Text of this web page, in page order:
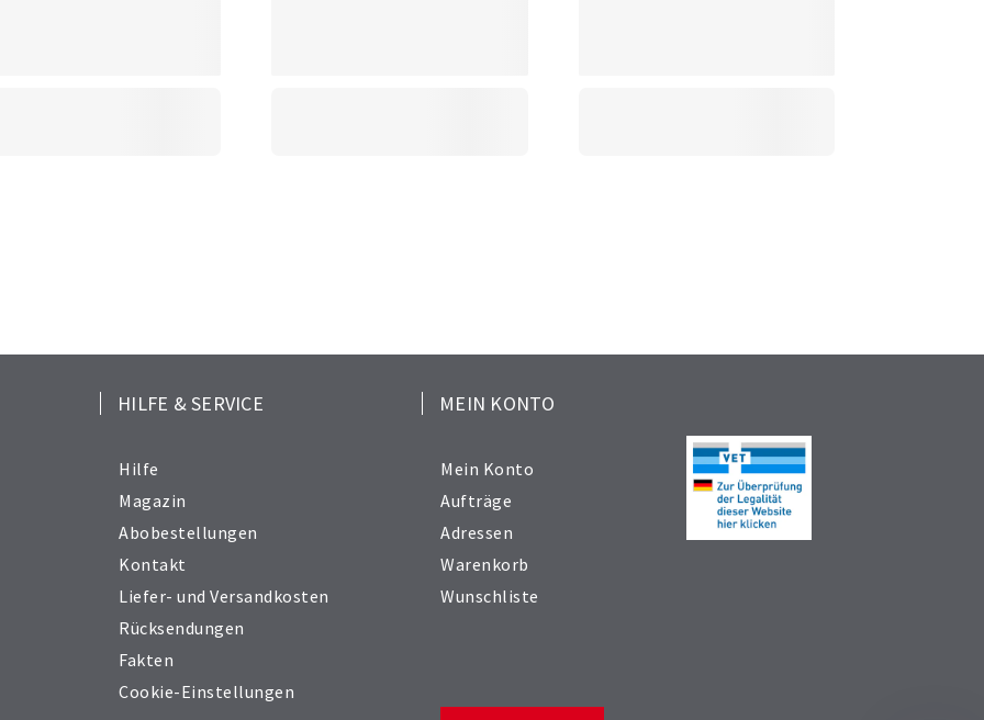
HILFE & SERVICE
Hilfe
Magazin
Abobestellungen
Kontakt
Liefer- und Versandkosten
Rücksendungen
Fakten
Cookie-Einstellungen
MEIN KONTO
Mein Konto
Aufträge
Adressen
Warenkorb
Wunschliste